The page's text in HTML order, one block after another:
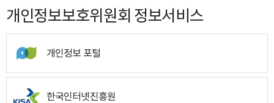
개인정보보호위원회 정보서비스
개인정보 포털
한국인터넷진흥원